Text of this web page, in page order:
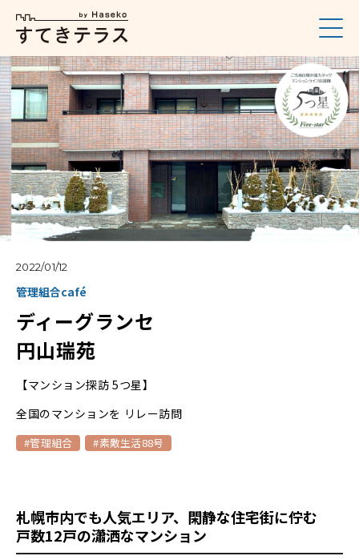
2022/01/12
管理組合café
ディーグランセ
円山瑞苑
【マンション探訪 5つ星】
全国のマンションを リレー訪問
#管理組合 #素敵生活88号
札幌市内でも人気エリア、閑静な住宅街に佇む
戸数12戸の瀟洒なマンション